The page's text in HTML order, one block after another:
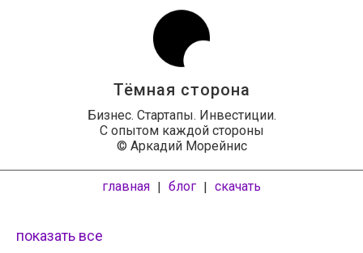
Тёмная сторона
Бизнес. Стартапы. Инвестиции.
С опытом каждой стороны
© Аркадий Морейнис
главная | блог | скачать
показать все